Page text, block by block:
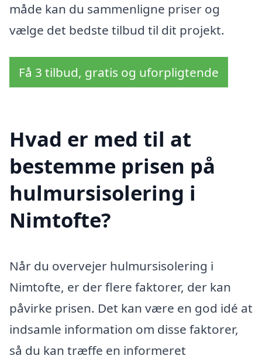
måde kan du sammenligne priser og
vælge det bedste tilbud til dit projekt.
Få 3 tilbud, gratis og uforpligtende
Hvad er med til at
bestemme prisen på
hulmursisolering i
Nimtofte?
Når du overvejer hulmursisolering i
Nimtofte, er der flere faktorer, der kan
påvirke prisen. Det kan være en god idé at
indsamle information om disse faktorer,
så du kan træffe en informeret